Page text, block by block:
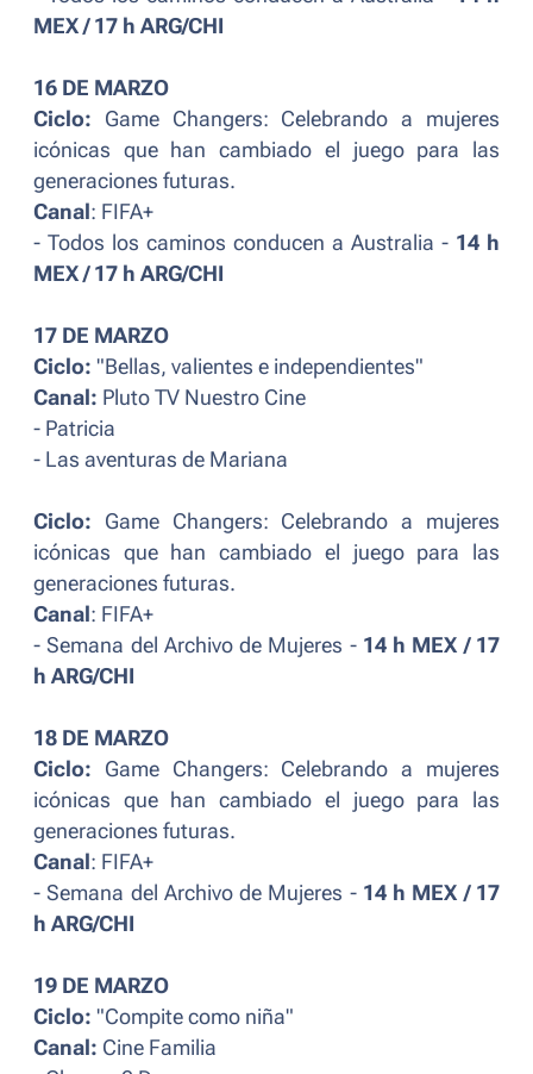
MEX / 17 h ARG/CHI
16 DE MARZO
Ciclo: Game Changers: Celebrando a mujeres
icónicas que han cambiado el juego para las
generaciones futuras.
Canal : FIFA+
- Todos los caminos conducen a Australia - 14 h
MEX / 17 h ARG/CHI
17 DE MARZO
Ciclo: "Bellas, valientes e independientes"
Canal: Pluto TV Nuestro Cine
- Patricia
- Las aventuras de Mariana
Ciclo: Game Changers: Celebrando a mujeres
icónicas que han cambiado el juego para las
generaciones futuras.
Canal : FIFA+
- Semana del Archivo de Mujeres -14 h MEX / 17
h ARG/CHI
18 DE MARZO
Ciclo: Game Changers: Celebrando a mujeres
icónicas que han cambiado el juego para las
generaciones futuras.
Canal : FIFA+
- Semana del Archivo de Mujeres - 14 h MEX / 17
h ARG/CHI
19 DE MARZO
Ciclo: "Compite como niña"
Canal: Cine Familia